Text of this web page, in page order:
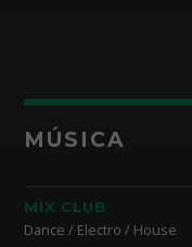
MÚSICA
MIX CLUB
Dance / Electro / House